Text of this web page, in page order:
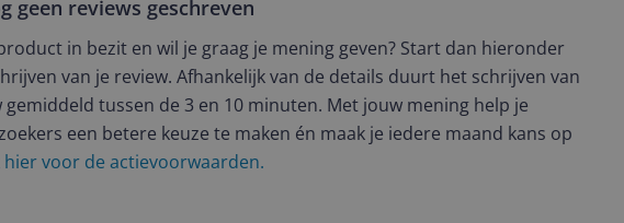
geen reviews geschreven
in bezit en wil je graag je mening geven? Start dan hieronder
van je review. Afhankelijk van de details duurt het schrijven van
gemiddeld tussen de 3 en 10 minuten. Met jouw mening help je
een betere keuze te maken én maak je iedere maand kans op
hier voor de actievoorwaarden.